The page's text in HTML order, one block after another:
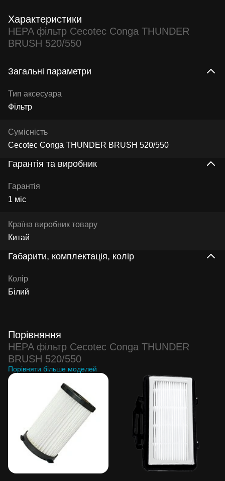
Характеристики
HEPA фільтр Cecotec Conga THUNDER
BRUSH 520/550
Загальні параметри
Тип аксесуара
Фільтр
Сумісність
Cecotec Conga THUNDER BRUSH 520/550
Гарантія та виробник
Гарантія
1 міс
Країна виробник товару
Китай
Габарити, комплектація, колір
Колір
Білий
Порівняння
HEPA фільтр Cecotec Conga THUNDER
BRUSH 520/550
Порівняти більше моделей